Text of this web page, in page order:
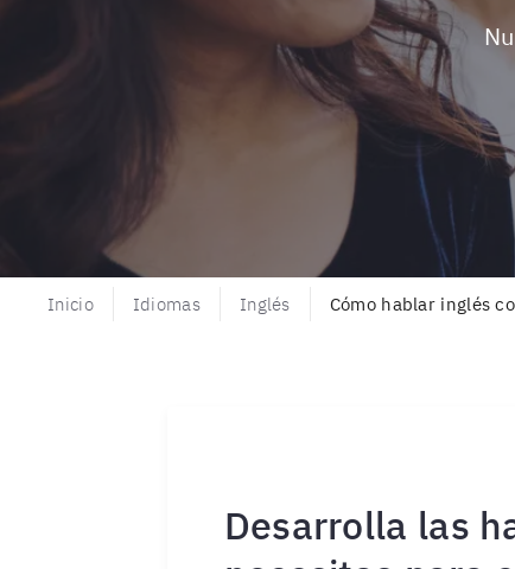
Inicio Idiomas Inglés Cómo hablar inglés
Desarrolla las